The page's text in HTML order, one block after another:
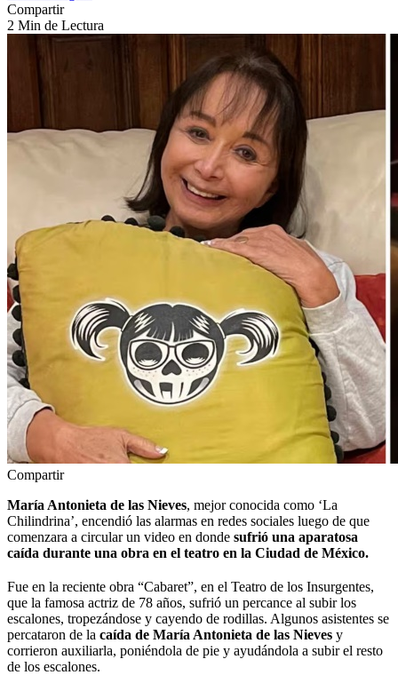
Compartir
2 Min de Lectura
Compartir
María Antonieta de las Nieves, mejor conocida como ‘La
Chilindrina’, encendió las alarmas en redes sociales luego de que
comenzara a circular un video en donde sufrió una aparatosa
caída durante una obra en el teatro en la Ciudad de México.
Fue en la reciente obra “Cabaret”, en el Teatro de los Insurgentes,
que la famosa actriz de 78 años, sufrió un percance al subir los
escalones, tropezándose y cayendo de rodillas. Algunos asistentes se
percataron de la caída de María Antonieta de las Nieves y
corrieron auxiliarla, poniéndola de pie y ayudándola a subir el resto
de los escalones.